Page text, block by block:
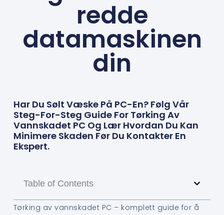
redde
datamaskinen
din
Har Du Sølt Væske På PC-En? Følg Vår
Steg-For-Steg Guide For Tørking Av
Vannskadet PC Og Lær Hvordan Du Kan
Minimere Skaden Før Du Kontakter En
Ekspert.
Table of Contents
Tørking av vannskadet PC – komplett guide for å